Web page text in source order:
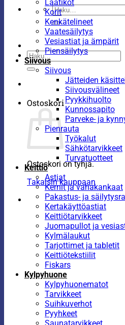
Etsi:
Etsi:
Ostoskori
Ostoskori on tyhjä.
Takaisin kauppaan
Laatikot
Korit
Kenkätelineet
Vaatesäilytys
Vesiastiat ja ämpärit
Piensäilytys
Siivous
Siivous
Jätteiden
Siivousvälineet
Pyykkihuolto
Kunnossapito
Parveke- ja
Pienrauta
Työkalut
Sähkötarvikkeet
Turvatuotteet
Keittiö
Astiat
Kernit ja vahakankaat
Pakastus- ja
Kertakäyttöastiat
Keittiötarvikkeet
Juomapullot ja
Kylmälaukut
Tarjottimet ja tabletit
Keittiötekstiilit
Fiskars
Kylpyhuone
Kylpyhuonematot
Tarvikkeet
Suihkuverhot
Pyyhkeet